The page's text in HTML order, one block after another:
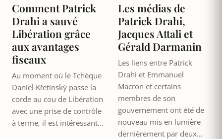
Comment Patrick
Drahi a sauvé
Libération grâce
aux avantages
fiscaux
Au moment où le Tchèque
Daniel Křetínský passe la
corde au cou de Libération
avec une prise de contrôle
à terme, il est intéressant…
Les médias de
Patrick Drahi,
Jacques Attali et
Gérald Darmanin
Les liens entre Patrick
Drahi et Emmanuel
Macron et certains
membres de son
gouvernement ont été de
nouveau mis en lumière
dernièrement par deux…